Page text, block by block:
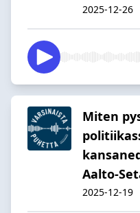
2025-12-26
Miten
2025-12-19